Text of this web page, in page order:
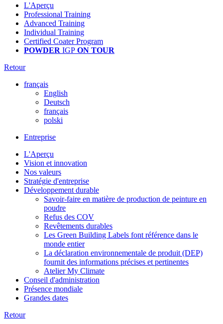
L'Aperçu
Professional Training
Advanced Training
Individual Training
Certified Coater Program
POWDER IGP ON TOUR
Retour
français
English
Deutsch
français
polski
Entreprise
L'Aperçu
Vision et innovation
Nos valeurs
Stratégie d'entreprise
Développement durable
Savoir-faire en matière de production de peinture en
poudre
Refus des COV
Revêtements durables
Les Green Building Labels font référence dans le
monde entier
La déclaration environnementale de produit (DEP)
fournit des informations précises et pertinentes
Atelier My Climate
Conseil d'administration
Présence mondiale
Grandes dates
Retour